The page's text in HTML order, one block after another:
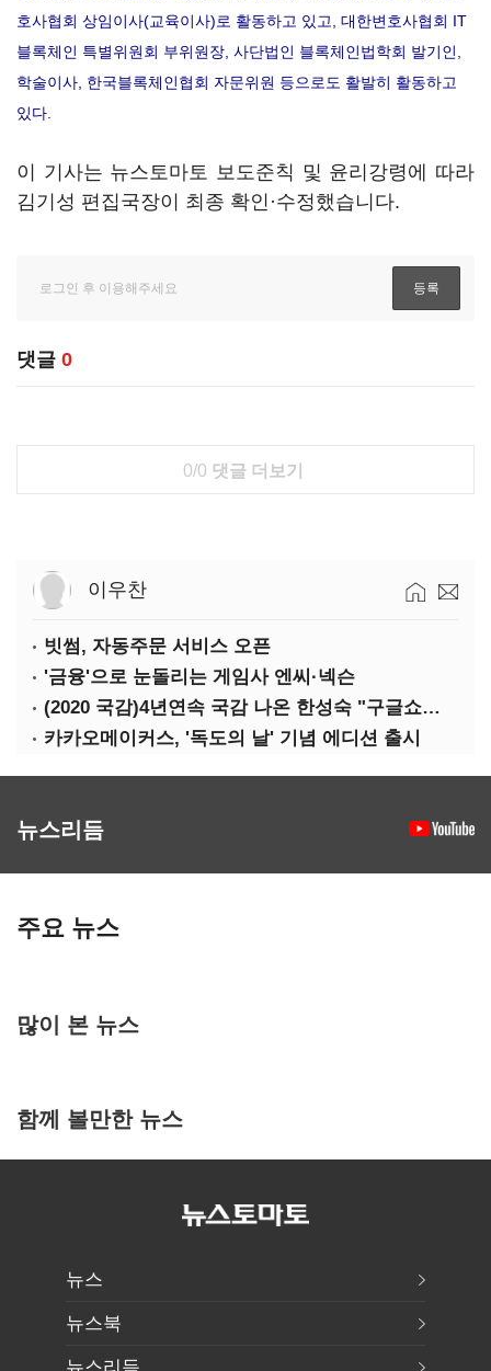
호사협회 상임이사(교육이사)로 활동하고 있고, 대한변호사협회 IT
블록체인 특별위원회 부위원장, 사단법인 블록체인법학회 발기인,
학술이사, 한국블록체인협회 자문위원 등으로도 활발히 활동하고
있다.
이 기사는 뉴스토마토 보도준칙 및 윤리강령에 따라
김기성 편집국장이 최종 확인·수정했습니다.
댓글 0
0/0 댓글 더보기
이우찬
빗썸, 자동주문 서비스 오픈
'금융'으로 눈돌리는 게임사 엔씨·넥슨
(2020 국감)4년연속 국감 나온 한성숙 "구글쇼핑과 네이버쇼핑 건은 달라"
카카오메이커스, '독도의 날' 기념 에디션 출시
뉴스리듬
주요 뉴스
많이 본 뉴스
함께 볼만한 뉴스
뉴스
뉴스북